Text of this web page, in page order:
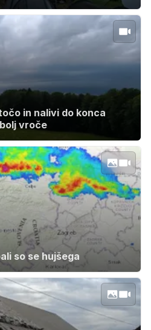
in nalivi do konca
vroče
so se hujšega